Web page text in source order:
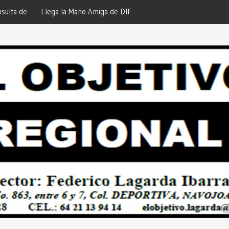
de DIF Navojoa a la Ampliación
de Servicios… Desde: Redacción
Nuestras Familias!…